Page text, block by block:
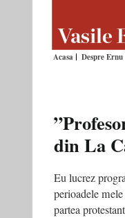
Acasa Despre Ernu
din La
Eu lucrez
perioadele
partea